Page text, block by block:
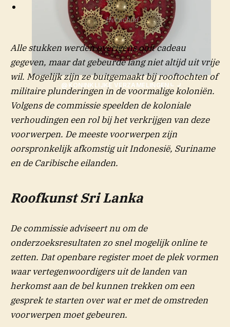
@KONINKLIJKE VERZAMELINGEN
Het schild
Alle stukken werden overigens ooit cadeau
gegeven, maar dat gebeurde lang niet altijd uit vrije
wil. Mogelijk zijn ze buitgemaakt bij rooftochten of
militaire plunderingen in de voormalige koloniën.
Volgens de commissie speelden de koloniale
verhoudingen een rol bij het verkrijgen van deze
voorwerpen. De meeste voorwerpen zijn
oorspronkelijk afkomstig uit Indonesië, Suriname
en de Caribische eilanden.
Roofkunst Sri Lanka
De commissie adviseert nu om de
onderzoeksresultaten zo snel mogelijk online te
zetten. Dat openbare register moet de plek vormen
waar vertegenwoordigers uit de landen van
herkomst aan de bel kunnen trekken om een
gesprek te starten over wat er met de omstreden
voorwerpen moet gebeuren.